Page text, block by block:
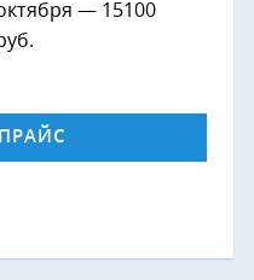
— ​15100